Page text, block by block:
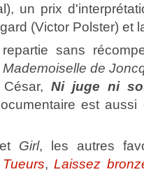
un prix
(Victor Polster) et
sans
Mademoiselle de
César,Ni juge ni
est
Girl, les autres
Tueurs,Laissez